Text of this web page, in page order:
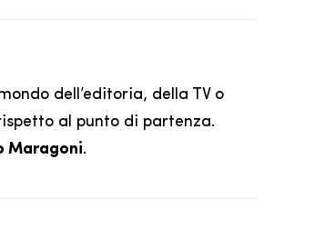
dell’editoria, della TV o
al punto di partenza.
Maragoni.